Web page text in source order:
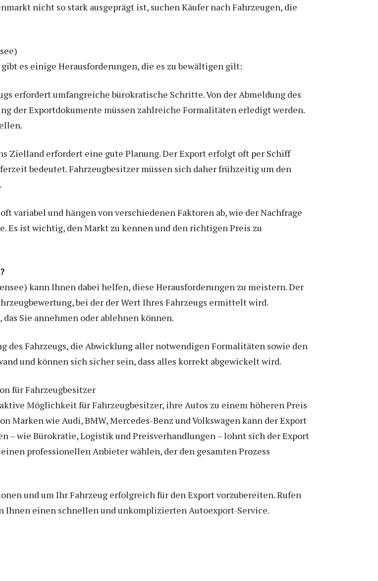
nicht so stark ausgeprägt ist, suchen Käufer nach Fahrzeugen, die
es einige Herausforderungen, die es zu bewältigen gilt:
erfordert umfangreiche bürokratische Schritte. Von der Abmeldung des
der Exportdokumente müssen zahlreiche Formalitäten erledigt werden.
Zielland erfordert eine gute Planung. Der Export erfolgt oft per Schiff
bedeutet. Fahrzeugbesitzer müssen sich daher frühzeitig um den
variabel und hängen von verschiedenen Faktoren ab, wie der Nachfrage
Es ist wichtig, den Markt zu kennen und den richtigen Preis zu
kann Ihnen dabei helfen, diese Herausforderungen zu meistern. Der
bei der der Wert Ihres Fahrzeugs ermittelt wird.
Sie annehmen oder ablehnen können.
des Fahrzeugs, die Abwicklung aller notwendigen Formalitäten sowie den
und können sich sicher sein, dass alles korrekt abgewickelt wird.
für Fahrzeugbesitzer
Möglichkeit für Fahrzeugbesitzer, ihre Autos zu einem höheren Preis
Marken wie Audi, BMW, Mercedes-Benz und Volkswagen kann der Export
– wie Bürokratie, Logistik und Preisverhandlungen – lohnt sich der Export
professionellen Anbieter wählen, der den gesamten Prozess
und um Ihr Fahrzeug erfolgreich für den Export vorzubereiten. Rufen
Ihnen einen schnellen und unkomplizierten Autoexport-Service.